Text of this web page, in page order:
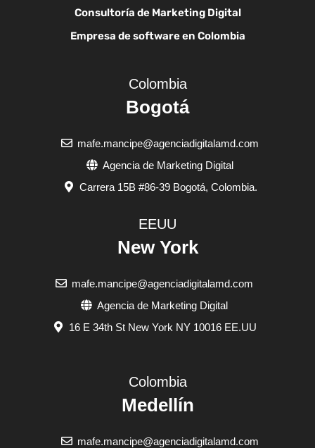
Consultoría de Marketing Digital
Empresa de software en Colombia
Colombia
Medellín
mafe.mancipe@agenciadigitalamd.com
Colombia
Bogotá
mafe.mancipe@agenciadigitalamd.com
Agencia de Marketing Digital
Carrera 15B #86-39 Bogotá, Colombia.
EEUU
New York
mafe.mancipe@agenciadigitalamd.com
Agencia de Marketing Digital
16 E 34th St New York NY 10016 EE.UU